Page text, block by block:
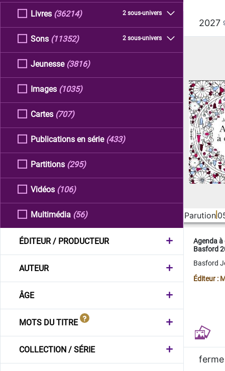
Livres 2 sous-univers
(36214)
Sons 2 sous-univers
(11352)
Jeunesse (3816)
Images (1035)
Cartes (707)
Publications en série (433)
Partitions (295)
Vidéos (106)
Multimédia (56)
ÉDITEUR / PRODUCTEUR
AUTEUR
ÂGE
MOTS DU TITRE
COLLECTION / SÉRIE
2027
Parution
Agenda
Basford
Basford
Éditeur :
ferme